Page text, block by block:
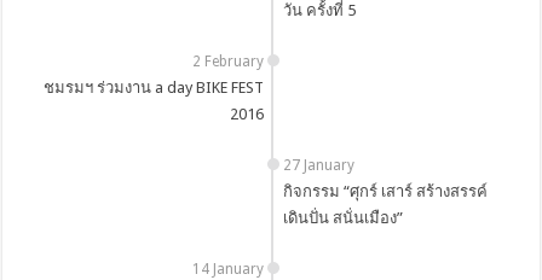
วัน ครั้งที่ 5
2 February
ชมรมฯ ร่วมงาน a day BIKE FEST
2016
27 January
กิจกรรม “ศุกร์ เสาร์ สร้างสรรค์
เดินปั่น สนั่นเมือง”
14 January